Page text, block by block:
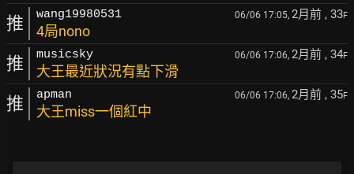
推 wang19980531 06/06 17:05, 2月前 , 33F
4局nono
推 musicsky 06/06 17:06, 2月前 , 34F
大王最近狀況有點下滑
推 apman 06/06 17:06, 2月前 , 35F
大王miss一個紅中